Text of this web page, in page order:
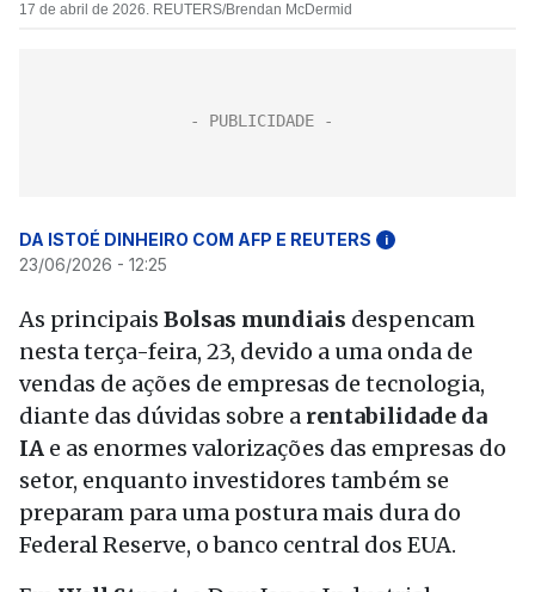
17 de abril de 2026. REUTERS/Brendan McDermid
DA ISTOÉ DINHEIRO COM AFP E REUTERS i
23/06/2026 - 12:25
As principais Bolsas mundiais despencam
nesta terça-feira, 23, devido a uma onda de
vendas de ações de empresas de tecnologia,
diante das dúvidas sobre a rentabilidade da
IA e as enormes valorizações das empresas do
setor, enquanto investidores também se
preparam para uma postura mais dura do
Federal Reserve, o banco central dos EUA.